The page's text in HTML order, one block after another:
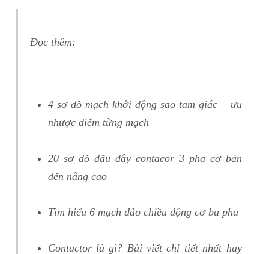
Đọc thêm:
4 sơ đồ mạch khởi động sao tam giác – ưu
nhược điểm từng mạch
20 sơ đồ đấu dây contacor 3 pha cơ bản
đến nâng cao
Tìm hiểu 6 mạch đảo chiều động cơ ba pha
Contactor là gì? Bài viết chi tiết nhất hay